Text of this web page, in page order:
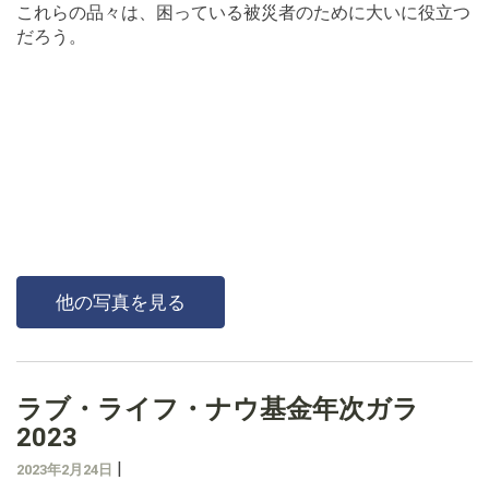
これらの品々は、困っている被災者のために大いに役立つ
だろう。
他の写真を見る
ラブ・ライフ・ナウ基金年次ガラ
2023
2023年2月24日 |